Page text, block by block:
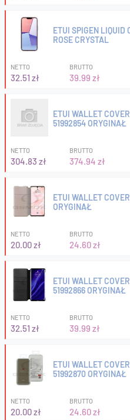
ETUI SPIGEN LIQUID
ROSE CRYSTAL
NETTO
32.51 zł
BRUTTO
39.99 zł
ETUI WALLET
51992854 ORYGINAŁ
NETTO
304.83 zł
BRUTTO
374.94 zł
ETUI WALLET
ORYGINAŁ
NETTO
20.00 zł
BRUTTO
24.60 zł
ETUI WALLET
51992866 ORYGINAŁ
NETTO
32.51 zł
BRUTTO
39.99 zł
ETUI WALLET
51992870 ORYGINAŁ
NETTO
20.00 zł
BRUTTO
24.60 zł